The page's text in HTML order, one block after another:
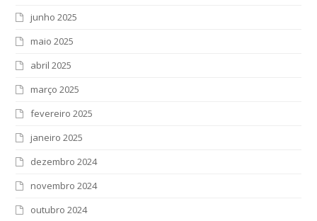
junho 2025
maio 2025
abril 2025
março 2025
fevereiro 2025
janeiro 2025
dezembro 2024
novembro 2024
outubro 2024